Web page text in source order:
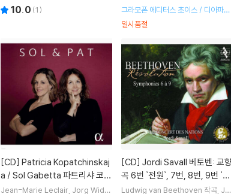
10.0 (1)
그라모폰 에디터스 초이스 / 디아파종
만점
일시품절
[CD]
a / Sol Gabetta 파트리샤 코파
친스카야, 솔 가베타 - 바이올린
Jean-Marie Leclair Jorg Widm
[CD]
곡 6번 `전원`, 7번, 8번, 9번 `합
창` - 조르디 사발 (Beethoven:
Ludwig van Beethoven 작곡 Jor